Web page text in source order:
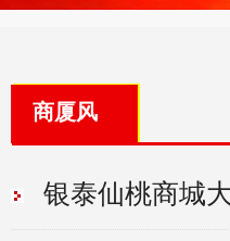
商厦风
银泰仙桃商城